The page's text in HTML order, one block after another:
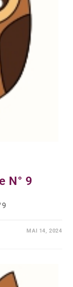
N° 9
MAI 14, 2024